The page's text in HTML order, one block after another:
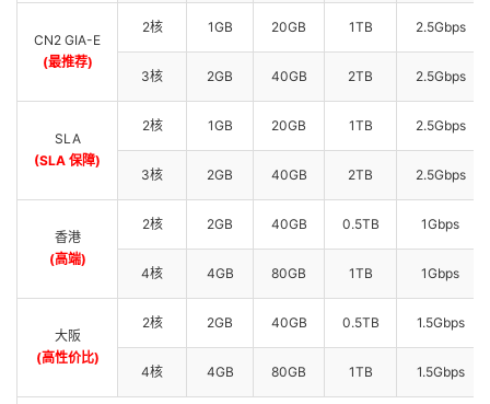
CN2 GIA-E
(最推荐)
2核 1GB 20GB 1TB 2.5Gbps
3核 2GB 40GB 2TB 2.5Gbps
SLA
(SLA 保障)
2核 1GB 20GB 1TB 2.5Gbps
3核 2GB 40GB 2TB 2.5Gbps
香港
(高端)
2核 2GB 40GB 0.5TB 1Gbps
4核 4GB 80GB 1TB 1Gbps
大阪
(高性价比)
2核 2GB 40GB 0.5TB 1.5Gbps
4核 4GB 80GB 1TB 1.5Gbps